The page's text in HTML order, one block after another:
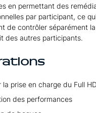
en permettant des
par participant, ce
de contrôler séparément
des autres participants.
la prise en charge du Full
des performances